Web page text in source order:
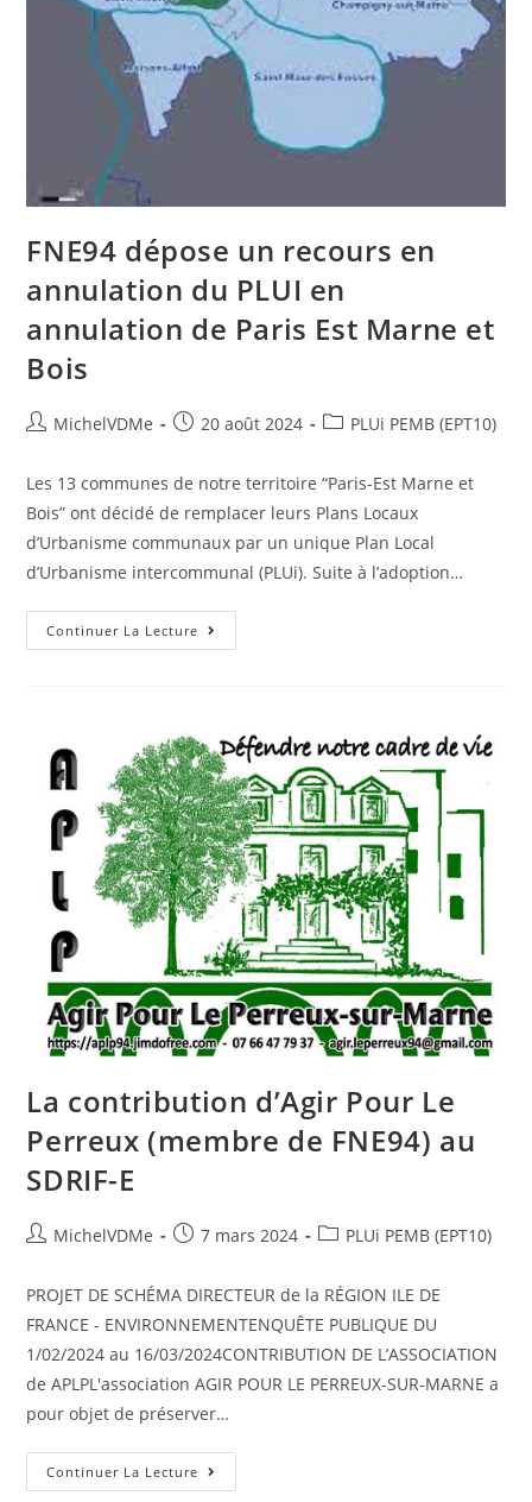
FNE94 dépose un recours en
annulation du PLUI en
annulation de Paris Est Marne et
Bois
MichelVDMe 20 août 2024 PLUi PEMB (EPT10)
Les 13 communes de notre territoire “Paris-Est Marne et
Bois” ont décidé de remplacer leurs Plans Locaux
d’Urbanisme communaux par un unique Plan Local
d’Urbanisme intercommunal (PLUi). Suite à l’adoption…
Continuer La Lecture
La contribution d’Agir Pour Le
Perreux (membre de FNE94) au
SDRIF-E
MichelVDMe 7 mars 2024 PLUi PEMB (EPT10)
PROJET DE SCHÉMA DIRECTEUR de la RÉGION ILE DE
FRANCE - ENVIRONNEMENTENQUÊTE PUBLIQUE DU
1/02/2024 au 16/03/2024CONTRIBUTION DE L’ASSOCIATION
de APLPL'association AGIR POUR LE PERREUX-SUR-MARNE a
pour objet de préserver…
Continuer La Lecture